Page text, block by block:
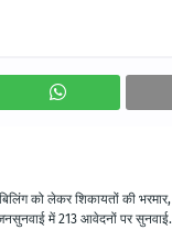
बिलिंग को लेकर शिकायतों की
में 213 आवेदनों पर